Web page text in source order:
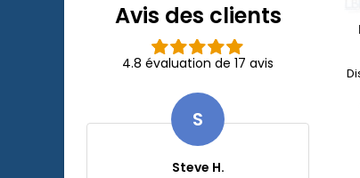
Avis des clients
4.8 évaluation de 17 avis
S
Steve H.
LA MALADIE DU DISCUS
eSHa Hexamita est un traitement
spécifique contre le parasite
Hexamita (maladie des trous dans la
tête) présent sur la plupart
des Cichildés et principalement chez
9,96 €
Champ
quantité